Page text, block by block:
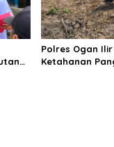
Polres Ogan
Ketahanan